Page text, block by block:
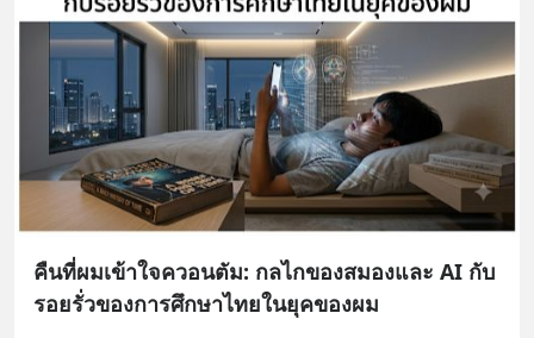
คืนที่ผมเข้าใจควอนตัม: กลไกของสมองและ AI กับ
รอยรั่วของการศึกษาไทยในยุคของผม